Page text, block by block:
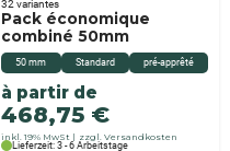
50 mm Standard pré-apprêté
Pack économique
combiné 50mm
à partir de
468,75 €
inkl. 19% MwSt zzgl. Versandkosten
32 variantes
Lieferzeit: 3 - 6 Arbeitstage